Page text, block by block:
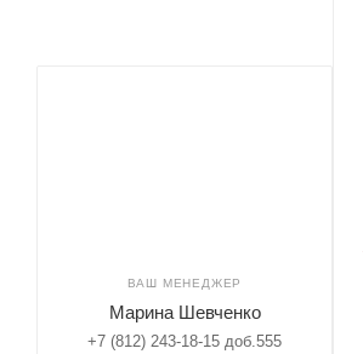
ВАШ МЕНЕДЖЕР
Марина Шевченко
+7 (812) 243-18-15 доб.555